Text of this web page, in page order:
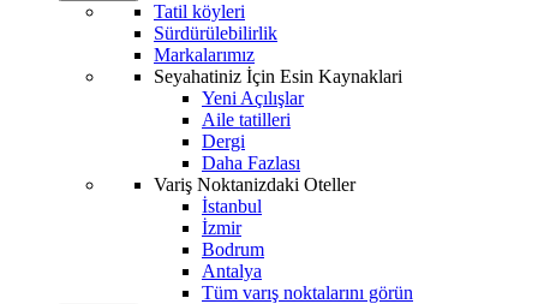
Tatil köyleri
Sürdürülebilirlik
Markalarımız
Seyahatiniz İçin Esin Kaynaklari
Yeni Açılışlar
Aile tatilleri
Dergi
Daha Fazlası
Variş Noktanizdaki Oteller
İstanbul
İzmir
Bodrum
Antalya
Tüm varış noktalarını görün